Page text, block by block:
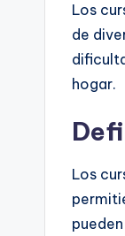
Los
de
hogar.
Los